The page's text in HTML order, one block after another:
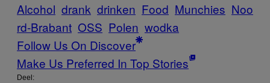
Alcohol drank drinken Food Munchies Noo
rd-Brabant OSS Polen wodka
Follow Us On Discover
Make Us Preferred In Top Stories
Deel: